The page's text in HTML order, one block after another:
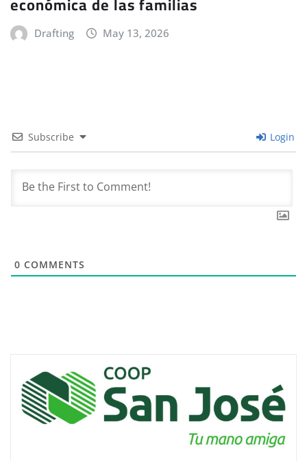
Drafting May 13, 2026
Subscribe Login
0 COMMENTS